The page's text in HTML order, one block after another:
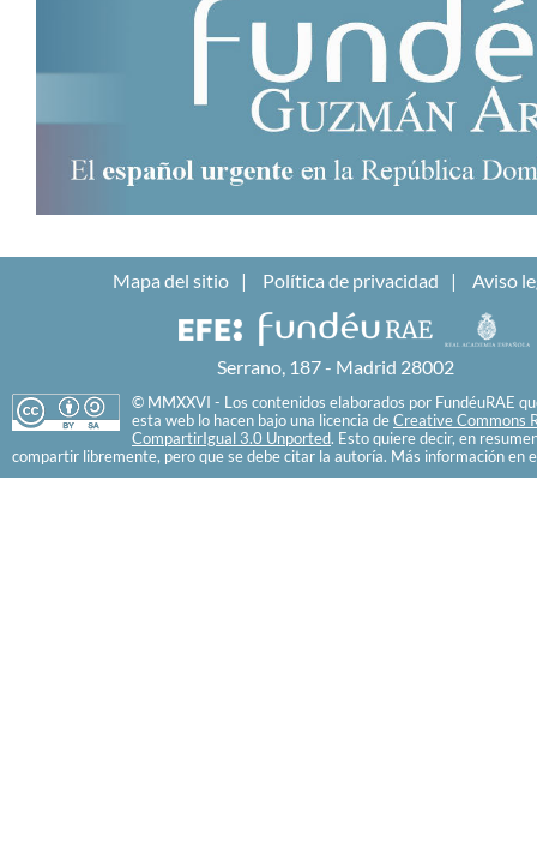
Mapa del sitio Política de privacidad Aviso
Serrano, 187 - Madrid 28002
© MMXXVI - Los contenidos elaborados por FundéuRAE
esta web lo hacen bajo una licencia de Creative Commons
CompartirIgual 3.0 Unported. Esto quiere decir, en
compartir libremente, pero que se debe citar la autoría. Más información en